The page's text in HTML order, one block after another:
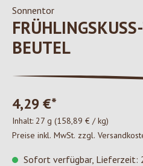
Sonnentor
BEUTEL
4,29 €*
Inhalt: 27 g (158,89 € / kg)
Preise inkl. MwSt. zzgl.
Sofort verfügbar, Lieferzeit: